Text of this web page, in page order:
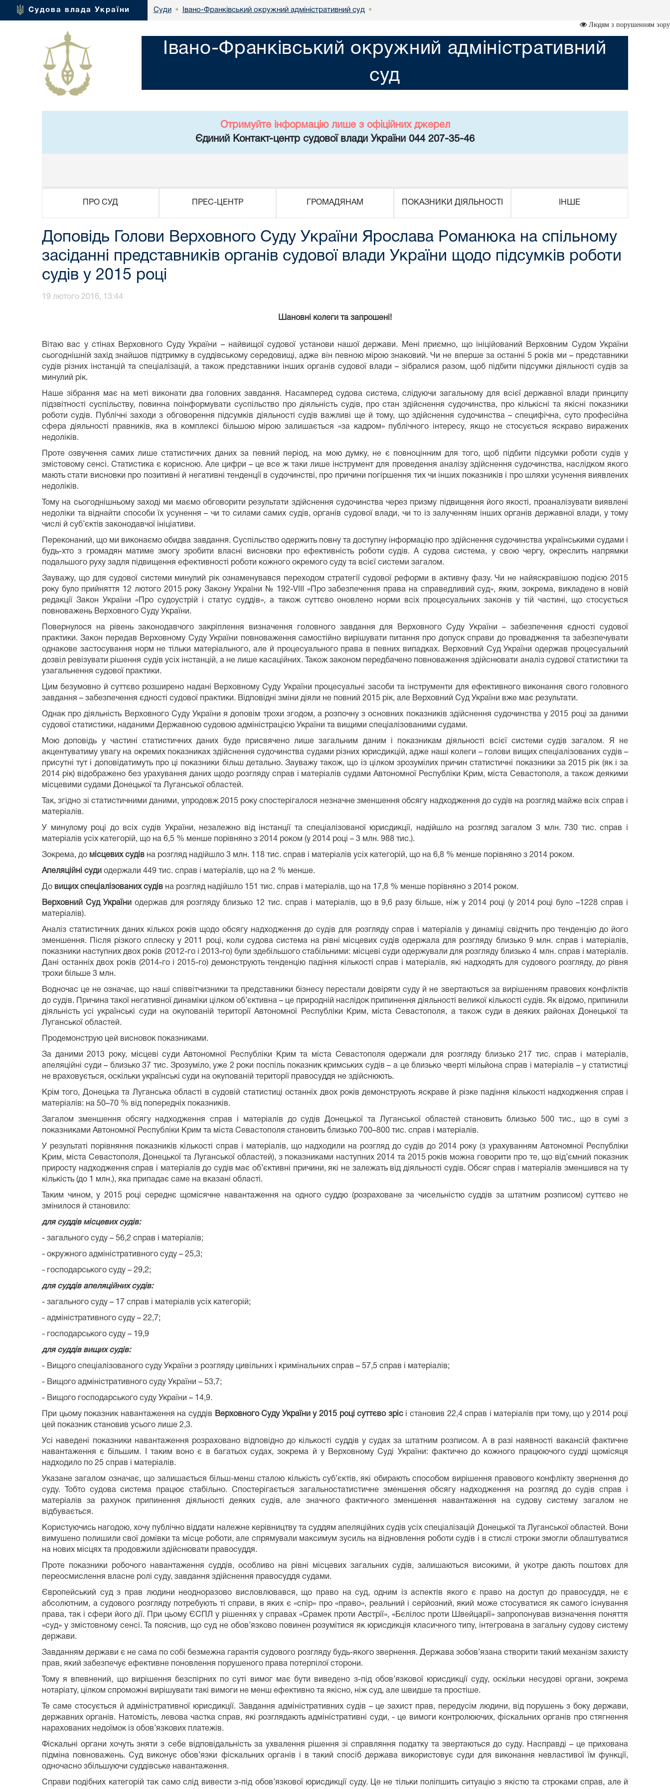
Судова влада України Суди • Івано-Франківський окружний адміністративний суд •
Людям з порушенням зору
Івано-Франківський окружний адміністративний
суд
Отримуйте інформацію лише з офіційних джерел
Єдиний Контакт-центр судової влади України 044 207-35-46
ПРО СУД ПРЕС-ЦЕНТР ГРОМАДЯНАМ ПОКАЗНИКИ ДІЯЛЬНОСТІ ІНШЕ
Доповідь Голови Верховного Суду України Ярослава Романюка на спільному
засіданні представників органів судової влади України щодо підсумків роботи
судів у 2015 році
19 лютого 2016, 13:44
Шановні колеги та запрошені!
Вітаю вас у стінах Верховного Суду України – найвищої судової установи нашої держави. Мені приємно, що ініційований Верховним Судом України
сьогоднішній захід знайшов підтримку в суддівському середовищі, адже він певною мірою знаковий. Чи не вперше за останні 5 років ми – представники
судів різних інстанцій та спеціалізацій, а також представники інших органів судової влади – зібралися разом, щоб підбити підсумки діяльності судів за
минулий рік.
Наше зібрання має на меті виконати два головних завдання. Насамперед судова система, слідуючи загальному для всієї державної влади принципу
підзвітності суспільству, повинна поінформувати суспільство про діяльність судів, про стан здійснення судочинства, про кількісні та якісні показники
роботи судів. Публічні заходи з обговорення підсумків діяльності судів важливі ще й тому, що здійснення судочинства – специфічна, суто професійна
сфера діяльності правників, яка в комплексі більшою мірою залишається «за кадром» публічного інтересу, якщо не стосується яскраво виражених
недоліків.
Проте озвучення самих лише статистичних даних за певний період, на мою думку, не є повноцінним для того, щоб підбити підсумки роботи судів у
змістовому сенсі. Статистика є корисною. Але цифри – це все ж таки лише інструмент для проведення аналізу здійснення судочинства, наслідком якого
мають стати висновки про позитивні й негативні тенденції в судочинстві, про причини погіршення тих чи інших показників і про шляхи усунення виявлених
недоліків.
Тому на сьогоднішньому заході ми маємо обговорити результати здійснення судочинства через призму підвищення його якості, проаналізувати виявлені
недоліки та віднайти способи їх усунення – чи то силами самих судів, органів судової влади, чи то із залученням інших органів державної влади, у тому
числі й суб’єктів законодавчої ініціативи.
Переконаний, що ми виконаємо обидва завдання. Суспільство одержить повну та доступну інформацію про здійснення судочинства українськими судами і
будь-хто з громадян матиме змогу зробити власні висновки про ефективність роботи судів. А судова система, у свою чергу, окреслить напрямки
подальшого руху задля підвищення ефективності роботи кожного окремого суду та всієї системи загалом.
Зауважу, що для судової системи минулий рік ознаменувався переходом стратегії судової реформи в активну фазу. Чи не найяскравішою подією 2015
року було прийняття 12 лютого 2015 року Закону України № 192-VIII «Про забезпечення права на справедливий суд», яким, зокрема, викладено в новій
редакції Закон України «Про судоустрій і статус суддів», а також суттєво оновлено норми всіх процесуальних законів у тій частині, що стосується
повноважень Верховного Суду України.
Повернулося на рівень законодавчого закріплення визначення головного завдання для Верховного Суду України – забезпечення єдності судової
практики. Закон передав Верховному Суду України повноваження самостійно вирішувати питання про допуск справи до провадження та забезпечувати
однакове застосування норм не тільки матеріального, але й процесуального права в певних випадках. Верховний Суд України одержав процесуальний
дозвіл ревізувати рішення судів усіх інстанцій, а не лише касаційних. Також законом передбачено повноваження здійснювати аналіз судової статистики та
узагальнення судової практики.
Цим безумовно й суттєво розширено надані Верховному Суду України процесуальні засоби та інструменти для ефективного виконання свого головного
завдання – забезпечення єдності судової практики. Відповідні зміни діяли не повний 2015 рік, але Верховний Суд України вже має результати.
Однак про діяльність Верховного Суду України я доповім трохи згодом, а розпочну з основних показників здійснення судочинства у 2015 році за даними
судової статистики, наданими Державною судовою адміністрацією України та вищими спеціалізованими судами.
Мою доповідь у частині статистичних даних буде присвячено лише загальним даним і показникам діяльності всієї системи судів загалом. Я не
акцентуватиму увагу на окремих показниках здійснення судочинства судами різних юрисдикцій, адже наші колеги – голови вищих спеціалізованих судів –
присутні тут і доповідатимуть про ці показники більш детально. Зауважу також, що із цілком зрозумілих причин статистичні показники за 2015 рік (як і за
2014 рік) відображено без урахування даних щодо розгляду справ і матеріалів судами Автономної Республіки Крим, міста Севастополя, а також деякими
місцевими судами Донецької та Луганської областей.
Так, згідно зі статистичними даними, упродовж 2015 року спостерігалося незначне зменшення обсягу надходження до судів на розгляд майже всіх справ і
матеріалів.
У минулому році до всіх судів України, незалежно від інстанції та спеціалізованої юрисдикції, надійшло на розгляд загалом 3 млн. 730 тис. справ і
матеріалів усіх категорій, що на 6,5 % менше порівняно з 2014 роком (у 2014 році – 3 млн. 988 тис.).
Зокрема, до місцевих судів на розгляд надійшло 3 млн. 118 тис. справ і матеріалів усіх категорій, що на 6,8 % менше порівняно з 2014 роком.
Апеляційні суди одержали 449 тис. справ і матеріалів, що на 2 % менше.
До вищих спеціалізованих судів на розгляд надійшло 151 тис. справ і матеріалів, що на 17,8 % менше порівняно з 2014 роком.
Верховний Суд Україниодержав для розгляду близько 12 тис. справ і матеріалів, що в 9,6 разу більше, ніж у 2014 році (у 2014 році було –1228 справ і
матеріалів).
Аналіз статистичних даних кількох років щодо обсягу надходження до судів для розгляду справ і матеріалів у динаміці свідчить про тенденцію до його
зменшення. Після різкого сплеску у 2011 році, коли судова система на рівні місцевих судів одержала для розгляду близько 9 млн. справ і матеріалів,
показники наступних двох років (2012-го і 2013-го) були здебільшого стабільними: місцеві суди одержували для розгляду близько 4 млн. справ і матеріалів.
Дані останніх двох років (2014-го і 2015-го) демонструють тенденцію падіння кількості справ і матеріалів, які надходять для судового розгляду, до рівня
трохи більше 3 млн.
Водночас це не означає, що наші співвітчизники та представники бізнесу перестали довіряти суду й не звертаються за вирішенням правових конфліктів
до судів. Причина такої негативної динаміки цілком об’єктивна – це природній наслідок припинення діяльності великої кількості судів. Як відомо, припинили
діяльність усі українські суди на окупованій території Автономної Республіки Крим, міста Севастополя, а також суди в деяких районах Донецької та
Луганської областей.
Продемонструю цей висновок показниками.
За даними 2013 року, місцеві суди Автономної Республіки Крим та міста Севастополя одержали для розгляду близько 217 тис. справ і матеріалів,
апеляційні суди – близько 37 тис. Зрозуміло, уже 2 роки поспіль показник кримських судів – а це близько чверті мільйона справ і матеріалів – у статистиці
не враховується, оскільки українські суди на окупованій території правосуддя не здійснюють.
Крім того, Донецька та Луганська області в судовій статистиці останніх двох років демонструють яскраве й різке падіння кількості надходження справ і
матеріалів: на 50–70 % від попередніх показників.
Загалом зменшення обсягу надходження справ і матеріалів до судів Донецької та Луганської областей становить близько 500 тис., що в сумі з
показниками Автономної Республіки Крим та міста Севастополя становить близько 700–800 тис. справ і матеріалів.
У результаті порівняння показників кількості справ і матеріалів, що надходили на розгляд до судів до 2014 року (з урахуванням Автономної Республіки
Крим, міста Севастополя, Донецької та Луганської областей), з показниками наступних 2014 та 2015 років можна говорити про те, що від’ємний показник
приросту надходження справ і матеріалів до судів має об’єктивні причини, які не залежать від діяльності судів. Обсяг справ і матеріалів зменшився на ту
кількість (до 1 млн.), яка припадає саме на вказані області.
Таким чином, у 2015 році середнє щомісячне навантаження на одного суддю (розраховане за чисельністю суддів за штатним розписом) суттєво не
змінилося й становило:
для суддів місцевих судів:
- загального суду – 56,2 справ і матеріалів;
- окружного адміністративного суду – 25,3;
- господарського суду – 29,2;
для суддів апеляційних судів:
- загального суду – 17 справ і матеріалів усіх категорій;
- адміністративного суду – 22,7;
- господарського суду – 19,9
для суддів вищих судів:
- Вищого спеціалізованого суду України з розгляду цивільних і кримінальних справ – 57,5 справ і матеріалів;
- Вищого адміністративного суду України – 53,7;
- Вищого господарського суду України – 14,9.
При цьому показник навантаження на суддів Верховного Суду України у 2015 році суттєво зріс і становив 22,4 справ і матеріалів при тому, що у 2014 році
цей показник становив усього лише 2,3.
Усі наведені показники навантаження розраховано відповідно до кількості суддів у судах за штатним розписом. А в разі наявності вакансій фактичне
навантаження є більшим. І таким воно є в багатьох судах, зокрема й у Верховному Суді України: фактично до кожного працюючого судді щомісяця
надходило по 25 справ і матеріалів.
Указане загалом означає, що залишається більш-менш сталою кількість суб’єктів, які обирають способом вирішення правового конфлікту звернення до
суду. Тобто судова система працює стабільно. Спостерігається загальностатистичне зменшення обсягу надходження на розгляд до судів справ і
матеріалів за рахунок припинення діяльності деяких судів, але значного фактичного зменшення навантаження на судову систему загалом не
відбувається.
Користуючись нагодою, хочу публічно віддати належне керівництву та суддям апеляційних судів усіх спеціалізацій Донецької та Луганської областей. Вони
вимушено полишили свої домівки та місце роботи, але спрямували максимум зусиль на відновлення роботи судів і в стислі строки змогли облаштуватися
на нових місцях та продовжили здійснювати правосуддя.
Проте показники робочого навантаження суддів, особливо на рівні місцевих загальних судів, залишаються високими, й укотре дають поштовх для
переосмислення власне ролі суду, завдання здійснення правосуддя судами.
Європейський суд з прав людини неодноразово висловлювався, що право на суд, одним із аспектів якого є право на доступ до правосуддя, не є
абсолютним, а судового розгляду потребують ті справи, в яких є «спір» про «право», реальний і серйозний, який може стосуватися як самого існування
права, так і сфери його дії. При цьому ЄСПЛ у рішеннях у справах «Срамек проти Австрії», «Бєлілос проти Швейцарії» запропонував визначення поняття
«суд» у змістовному сенсі. Та пояснив, що суд не обов’язково повинен розумітися як юрисдикція класичного типу, інтегрована в загальну судову систему
держави.
Завданням держави є не сама по собі безмежна гарантія судового розгляду будь-якого звернення. Держава зобов’язана створити такий механізм захисту
прав, який забезпечує ефективне поновлення порушеного права потерпілої сторони.
Тому я впевнений, що вирішення безспірних по суті вимог має бути виведено з-під обов’язкової юрисдикції суду, оскільки несудові органи, зокрема
нотаріату, цілком спроможні вирішувати такі вимоги не менш ефективно та якісно, ніж суд, але швидше та простіше.
Те саме стосується й адміністративної юрисдикції. Завдання адміністративних судів – це захист прав, передусім людини, від порушень з боку держави,
державних органів. Натомість, левова частка справ, які розглядають адміністративні суди, - це вимоги контролюючих, фіскальних органів про стягнення
нарахованих недоїмок із обов’язкових платежів.
Фіскальні органи хочуть зняти з себе відповідальність за ухвалення рішення зі справляння податку та звертаються до суду. Насправді – це прихована
підміна повноважень. Суд виконує обов’язки фіскальних органів і в такий спосіб держава використовує суди для виконання невластивої їм функції,
одночасно збільшуючи суддівське навантаження.
Справи подібних категорій так само слід вивести з-під обов’язкової юрисдикції суду. Це не тільки поліпшить ситуацію з якістю та строками справ, але й